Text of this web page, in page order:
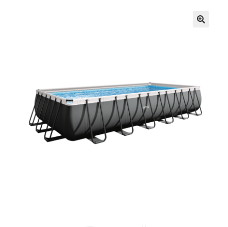
Рекламации и замена на производ
Сите производи
Услови за користење